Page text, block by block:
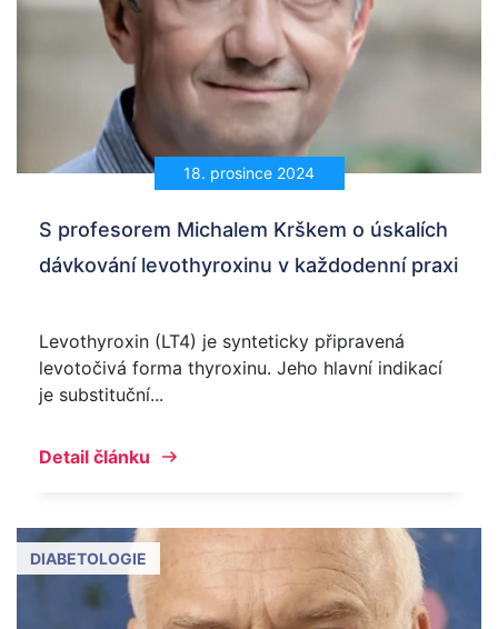
18. prosince 2024
S profesorem Michalem Krškem o úskalích
dávkování levothyroxinu v každodenní praxi
Levothyroxin (LT4) je synteticky připravená
levotočivá forma thyroxinu. Jeho hlavní indikací
je substituční...
Detail článku
DIABETOLOGIE